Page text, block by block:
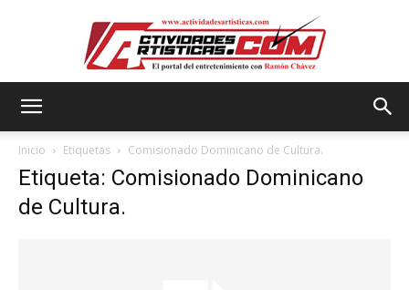
Inicio Etiquetas Comisionado Dominicano de Cultura.
Etiqueta: Comisionado Dominicano
de Cultura.